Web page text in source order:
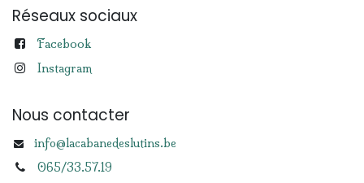
Réseaux sociaux
Facebook
Instagram
Nous contacter
info@lacabanedeslutins.be
065/33.57.19